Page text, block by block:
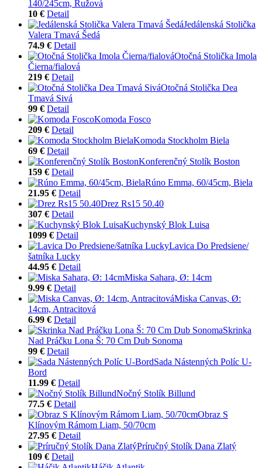
140/245cm, Ružová
10 € Detail
Jedálenská Stolička
Valera Tmavá Šedá
74.9 € Detail
Otočná Stolička Imola
Čierna/fialová
219 € Detail
Otočná Stolička Dea
Tmavá Sivá
99 € Detail
Komoda Fosco
209 € Detail
Komoda Stockholm Biela
69 € Detail
Konferenčný Stolík Boston
159 € Detail
Rúno Emma, 60/45cm, Biela
21.95 € Detail
Drez Rs15 50.40
307 € Detail
Kuchynský Blok Luisa
1099 € Detail
Lavica Do Predsiene/
šatníka Lucky
44.95 € Detail
Miska Sahara, Ø: 14cm
9.99 € Detail
Miska Canvas, Ø:
14cm, Antracitová
6.99 € Detail
Skrinka
Nad Práčku Lona Š: 70 Cm Dub Sonoma
99 € Detail
Sada Nástenných Políc U-
Bord
11.99 € Detail
Nočný Stolík Billund
77.5 € Detail
Obraz S
Klínovým Rámom Liam, 50/70cm
27.95 € Detail
Príručný Stolík Dana Zlatý
109 € Detail